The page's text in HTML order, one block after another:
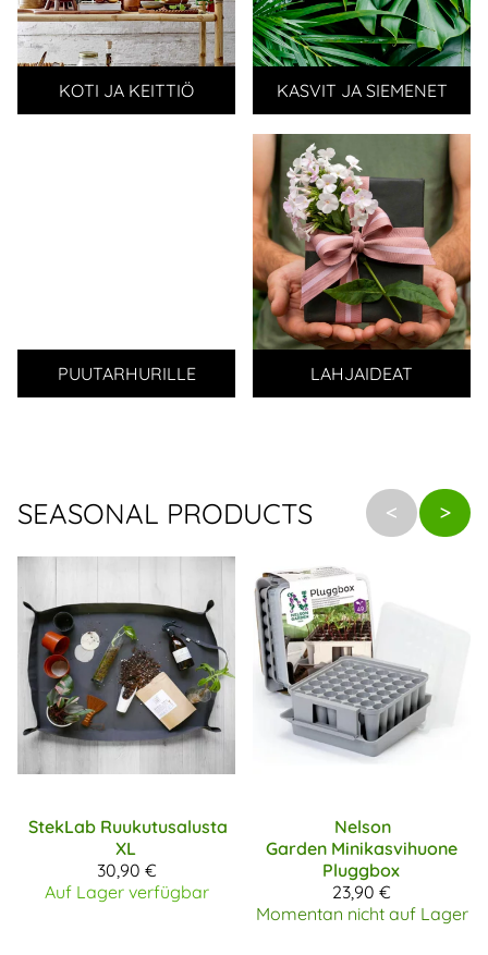
KOTI JA KEITTIÖ KASVIT JA SIEMENET
PUUTARHURILLE LAHJAIDEAT
SEASONAL PRODUCTS
StekLab Ruukutusalusta
XL
30,90 €
Auf Lager verfügbar
Nelson
Garden Minikasvihuone
Pluggbox
23,90 €
Momentan nicht auf Lager